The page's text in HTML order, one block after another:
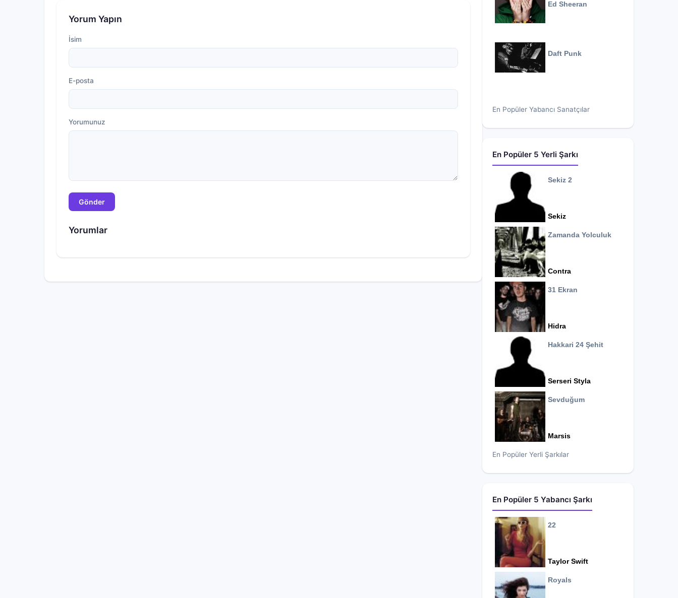
Yorum Yapın
İsim
E-posta
Yorumunuz
Gönder
Yorumlar
Ed Sheeran
Daft Punk
En Popüler Yabancı Sanatçılar
En Popüler 5 Yerli Şarkı
Sekiz 2
Sekiz
Zamanda Yolculuk
Contra
31 Ekran
Hidra
Hakkari 24 Şehit
Serseri Styla
Sevduğum
Marsis
En Popüler Yerli Şarkılar
En Popüler 5 Yabancı Şarkı
22
Taylor Swift
Royals